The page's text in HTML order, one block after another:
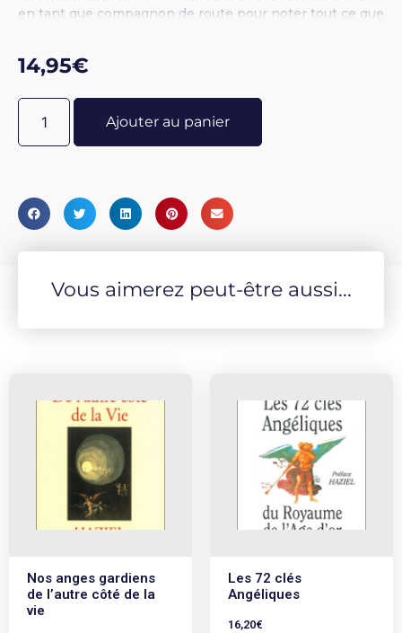
en tant que compagnon de route pour noter tout ce que
14,95€
Ajouter au panier
Vous aimerez peut-être aussi...
Nos anges gardiens
de l’autre côté de la
vie
Les 72 clés
Angéliques
16,20€